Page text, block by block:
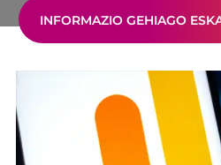
INFORMAZIO GEHIAGO